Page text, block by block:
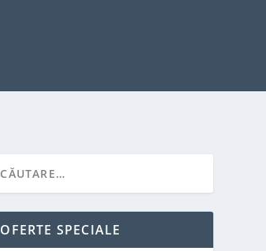
OFERTE SPECIALE